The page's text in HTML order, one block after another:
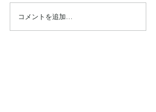
雑誌【GISELe】8月号に
掲載されました
コメントを追加…